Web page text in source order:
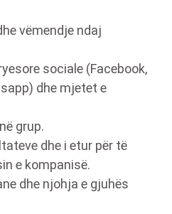
vëmendje ndaj
sociale (Facebook,
dhe mjetet e
grup.
dhe i etur për të
e kompanisë.
dhe njohja e gjuhës